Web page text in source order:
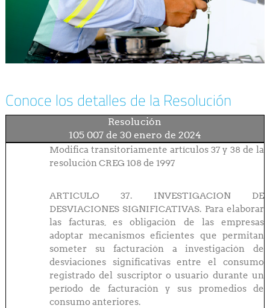
Conoce los detalles de la Resolución
Resolución
105 007 de 30 enero de 2024
Modifica transitoriamente artículos 37 y 38 de la
resolución CREG 108 de 1997
ARTICULO 37. INVESTIGACION DE
DESVIACIONES SIGNIFICATIVAS. Para elaborar
las facturas, es obligación de las empresas
adoptar mecanismos eficientes que permitan
someter su facturación a investigación de
desviaciones significativas entre el consumo
registrado del suscriptor o usuario durante un
período de facturación y sus promedios de
consumo anteriores.